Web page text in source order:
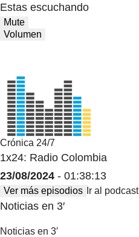
Estas escuchando
Mute
Volumen
Crónica 24/7
1x24: Radio Colombia
23/08/2024 - 01:38:13
Ver más episodios Ir al podcast
Noticias en 3′
Noticias en 3′